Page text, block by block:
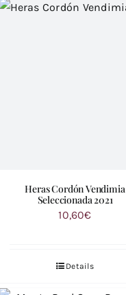
Heras Cordón Vendimia
Seleccionada 2021
10,60€
Details